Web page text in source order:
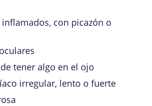
con picazón o
tener algo en el ojo
irregular, lento o fuerte